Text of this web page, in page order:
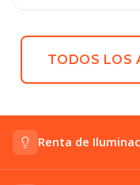
TODOS LOS
Renta de